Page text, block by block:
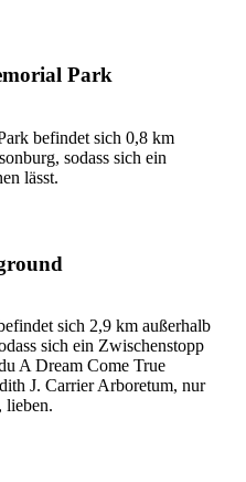
Park
befindet sich 0,8 km
sodass sich ein
lässt.
sich 2,9 km außerhalb
sich ein Zwischenstopp
A Dream Come True
J. Carrier Arboretum, nur
lieben.